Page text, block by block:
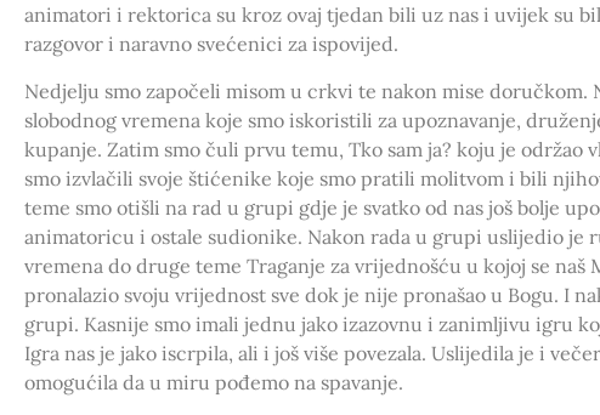
animatori i rektorica su kroz ovaj tjedan bili uz nas i uvijek su
razgovor i naravno svećenici za ispovijed.
Nedjelju smo započeli misom u crkvi te nakon mise doručkom.
slobodnog vremena koje smo iskoristili za upoznavanje,
kupanje. Zatim smo čuli prvu temu, Tko sam ja? koju je održao
smo izvlačili svoje štićenike koje smo pratili molitvom i bili
teme smo otišli na rad u grupi gdje je svatko od nas još bolje
animatoricu i ostale sudionike. Nakon rada u grupi uslijedio je
vremena do druge teme Traganje za vrijednošću u kojoj se naš
pronalazio svoju vrijednost sve dok je nije pronašao u Bogu. I
grupi. Kasnije smo imali jednu jako izazovnu i zanimljivu igru
Igra nas je jako iscrpila, ali i još više povezala. Uslijedila je i
omogućila da u miru pođemo na spavanje.